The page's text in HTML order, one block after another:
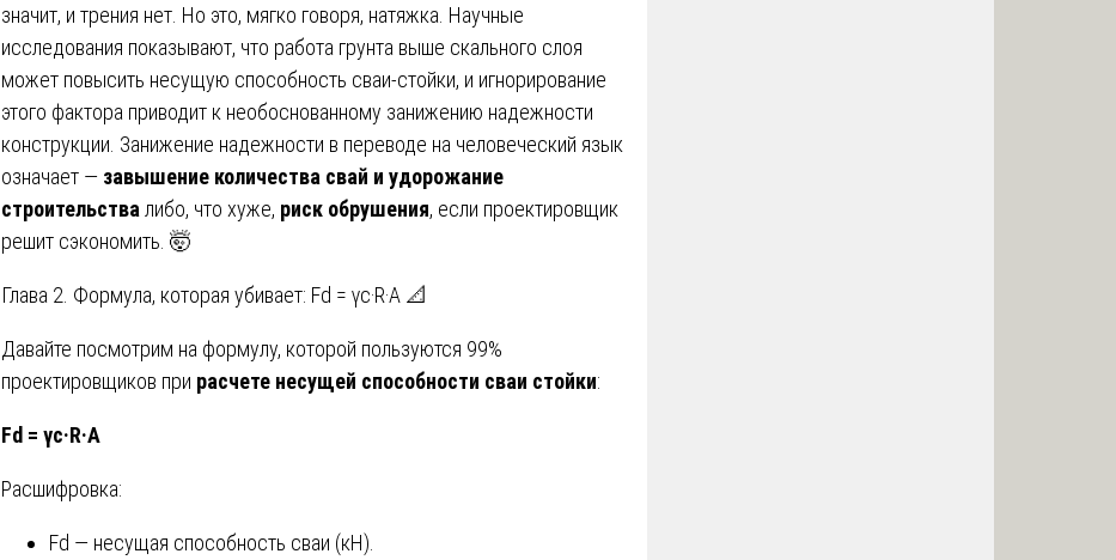
значит, и трения нет. Но это, мягко говоря, натяжка. Научные
исследования показывают, что работа грунта выше скального слоя
может повысить несущую способность сваи-стойки, и игнорирование
этого фактора приводит к необоснованному занижению надежности
конструкции. Занижение надежности в переводе на человеческий язык
означает — завышение количества свай и удорожание
строительства либо, что хуже, риск обрушения, если проектировщик
решит сэкономить. 🤯
Глава 2. Формула, которая убивает: Fd = γc·R·A 📐
Давайте посмотрим на формулу, которой пользуются 99%
проектировщиков при расчете несущей способности сваи стойки:
Fd = γc·R·A
Расшифровка:
Fd — несущая способность сваи (кН).